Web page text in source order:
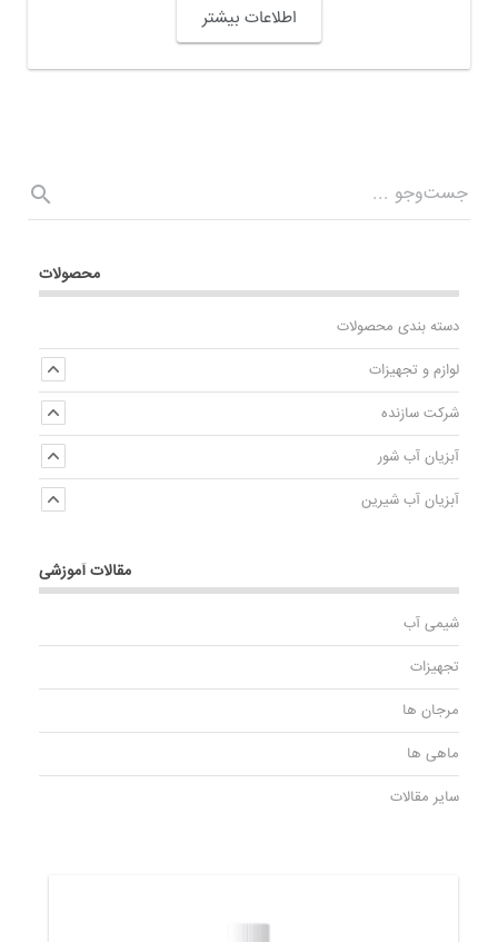
اطلاعات بیشتر
محصولات
دسته بندی محصولات
لوازم و تجهیزات
شرکت سازنده
آبزیان آب شور
آبزیان آب شیرین
مقالات آموزشی
شیمی آب
تجهیزات
مرجان ها
ماهی ها
سایر مقالات